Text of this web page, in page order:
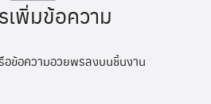
เพิ่มข้อความ
อข้อความอวยพรลงบนชิ้นงาน